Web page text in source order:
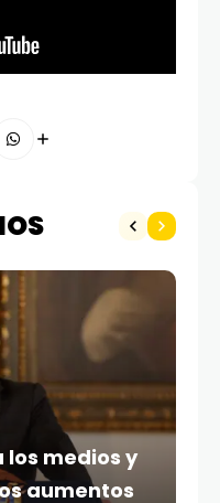
medios y
aumentos